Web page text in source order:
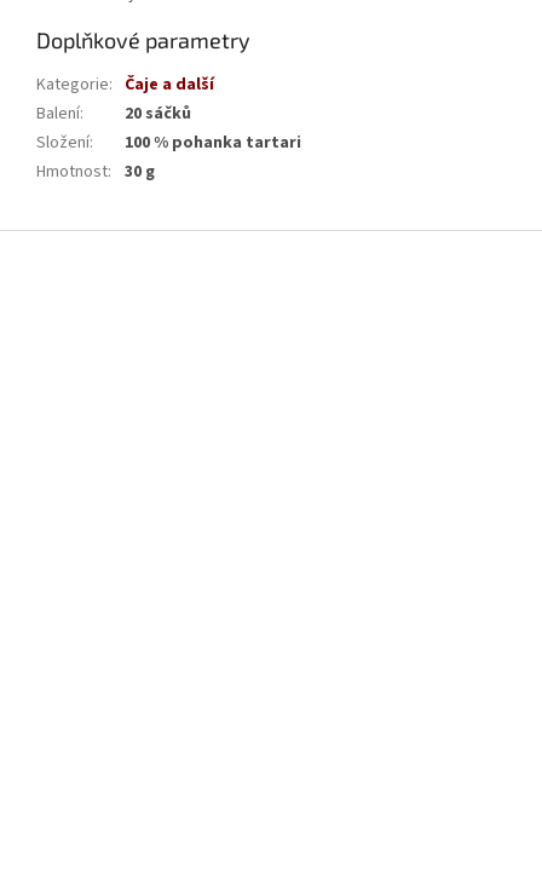
Doplňkové parametry
Kategorie: Čaje a další
Balení:
20 sáčků
Složení:
100 % pohanka tartari
Hmotnost: 30 g